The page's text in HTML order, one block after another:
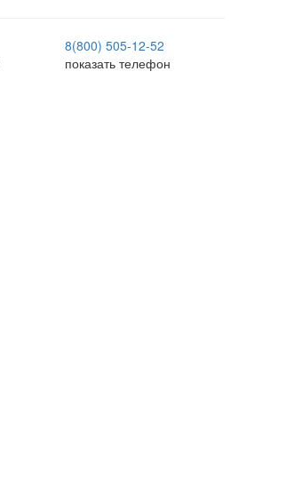
8(800) 505-12-52
показать телефон